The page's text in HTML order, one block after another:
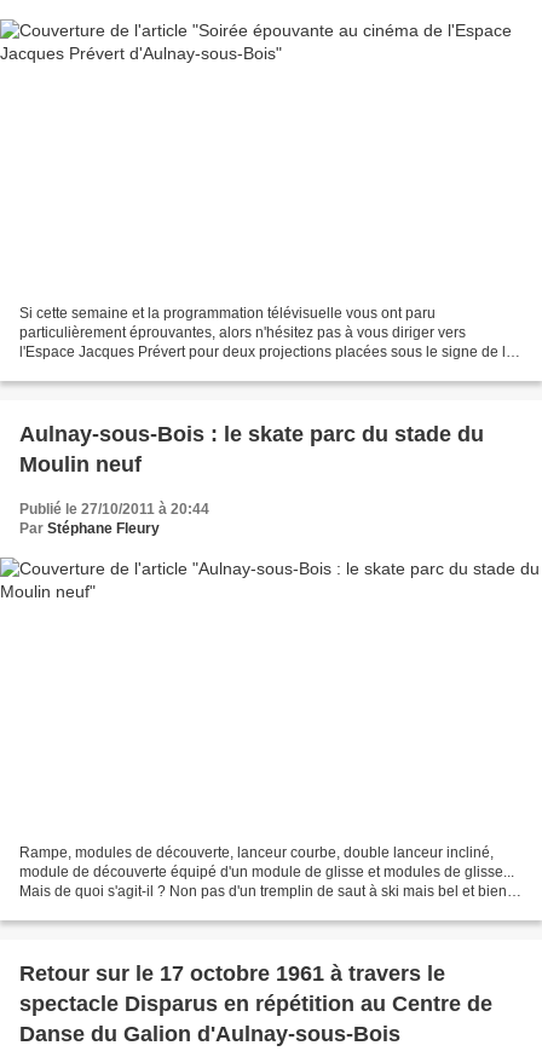
Si cette semaine et la programmation télévisuelle vous ont paru
particulièrement éprouvantes, alors n'hésitez pas à vous diriger vers
l'Espace Jacques Prévert pour deux projections placées sous le signe de la
Aulnay-sous-Bois : le skate parc du stade du
Moulin neuf
Publié le 27/10/2011 à 20:44
Par Stéphane Fleury
Rampe, modules de découverte, lanceur courbe, double lanceur incliné,
module de découverte équipé d'un module de glisse et modules de glisse...
Mais de quoi s'agit-il ? Non pas d'un tremplin de saut à ski mais bel et bien
Retour sur le 17 octobre 1961 à travers le
spectacle Disparus en répétition au Centre de
Danse du Galion d'Aulnay-sous-Bois